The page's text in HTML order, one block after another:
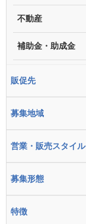
不動産
補助金・助成金
販促先
募集地域
営業・販売スタイル
募集形態
特徴